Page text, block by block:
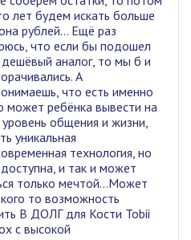
лет будем искать больше
рублей... Ещё раз
что если бы подошел
аналог, то мы б и
А
что есть именно
может ребёнка вывести на
общения и жизни,
уникальная
технология, но
и так и может
только мечтой...Может
то возможность
В ДОЛГ для Кости Tobii
с высокой